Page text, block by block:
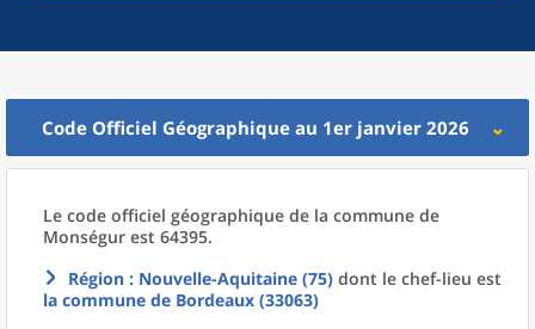
Code Officiel Géographique au 1er janvier 2026
Le code officiel géographique de la commune de
Monségur est 64395.
Région : Nouvelle-Aquitaine (75) dont le chef-lieu est
la commune de Bordeaux (33063)